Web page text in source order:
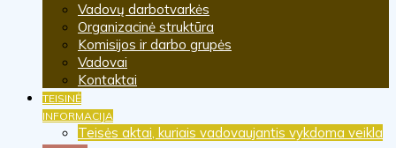
Vadovų darbotvarkės
Organizacinė struktūra
Komisijos ir darbo grupės
Vadovai
Kontaktai
TEISINĖ
INFORMACIJA
Teisės aktai, kuriais vadovaujantis vykdoma veikla